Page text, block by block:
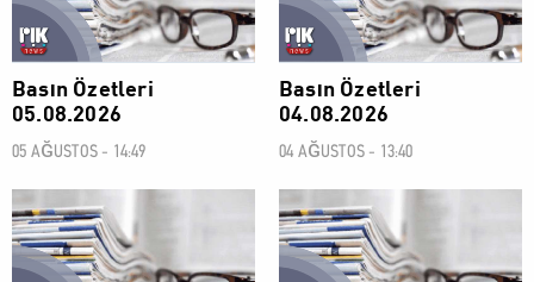
Basın Özetleri
05.08.2026
05 AĞUSTOS - 14:49
Basın Özetleri
04.08.2026
04 AĞUSTOS - 13:40